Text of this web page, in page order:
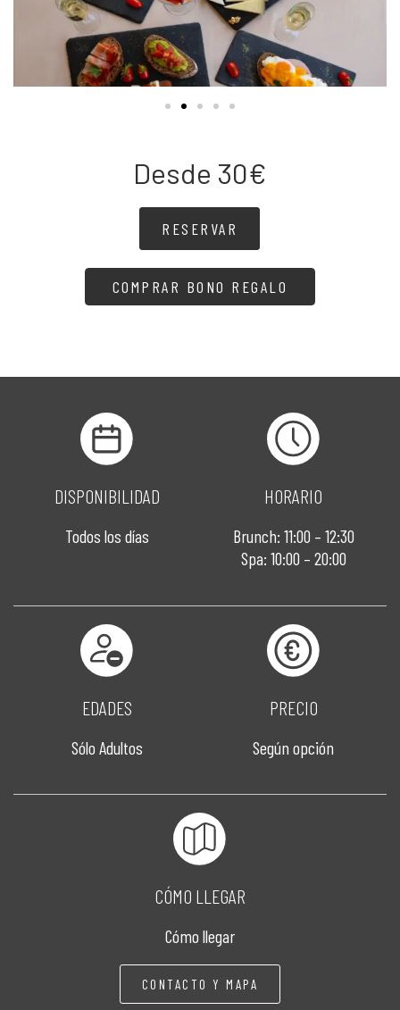
Desde 30€
RESERVAR
COMPRAR BONO REGALO
DISPONIBILIDAD
Todos los días
HORARIO
Brunch: 11:00 – 12:30
Spa: 10:00 – 20:00
EDADES
Sólo Adultos
PRECIO
Según opción
CÓMO LLEGAR
Cómo llegar
CONTACTO Y MAPA